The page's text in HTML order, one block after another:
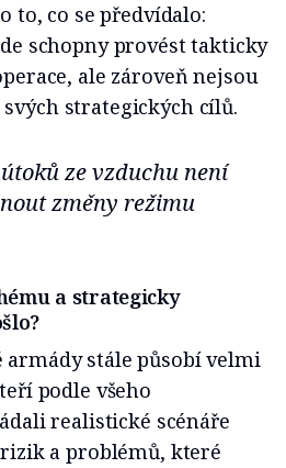
to, co se předvídalo:
schopny provést takticky
ale zároveň nejsou
strategických cílů.
ze vzduchu není
změny režimu
a strategicky
stále působí velmi
podle všeho
realistické scénáře
a problémů, které